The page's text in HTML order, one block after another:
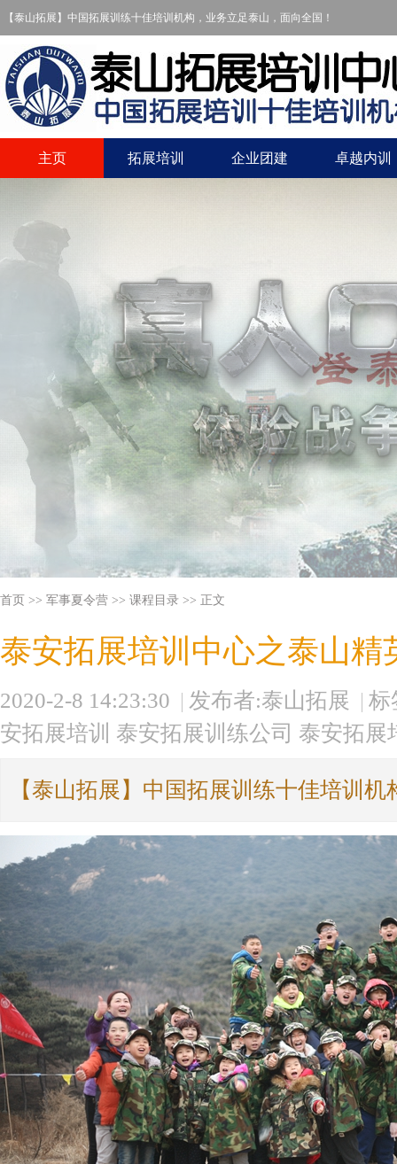
【泰山拓展】中国拓展训练十佳培训机构，业务立足泰山，面向全国！
主页 拓展培训 企业团建 卓越内训
首页 >> 军事夏令营 >> 课程目录 >> 正文
泰安拓展培训中心之泰山精
2020-2-8 14:23:30 | 发布者:泰山拓展 |
安拓展培训
泰安拓展训练公司 泰安拓展
【泰山拓展】中国拓展训练十佳培训